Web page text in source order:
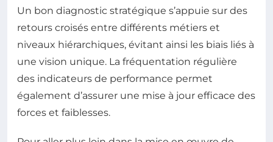
Un bon diagnostic stratégique s’appuie sur des
retours croisés entre différents métiers et
niveaux hiérarchiques, évitant ainsi les biais liés à
une vision unique. La fréquentation régulière
des indicateurs de performance permet
également d’assurer une mise à jour efficace des
forces et faiblesses.